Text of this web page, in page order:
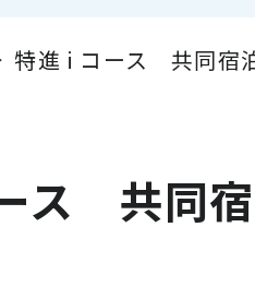
特進 i コース 共同宿
ス 共同